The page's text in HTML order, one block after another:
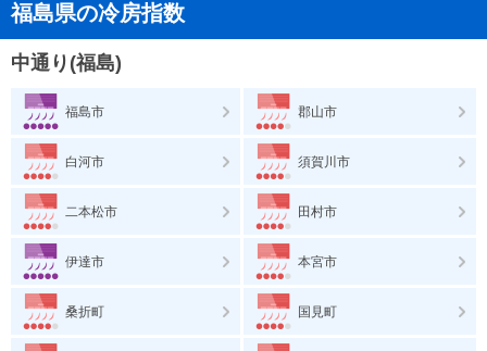
福島県の冷房指数
中通り(福島)
福島市 郡山市
白河市 須賀川市
二本松市 田村市
伊達市 本宮市
桑折町 国見町